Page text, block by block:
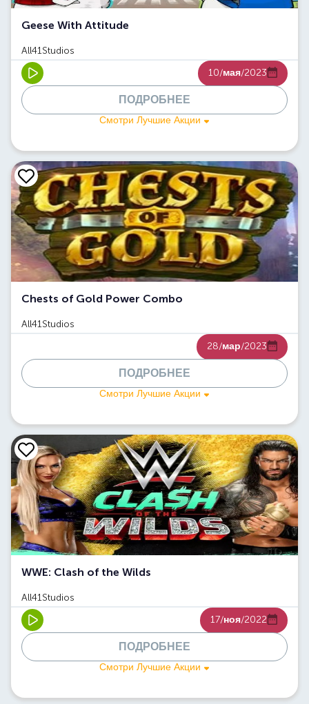
Geese With Attitude
All41Studios
10/мая/2023
ПОДРОБНЕЕ
Смотри Лучшие Акции
Chests of Gold Power Combo
All41Studios
28/мар/2023
ПОДРОБНЕЕ
Смотри Лучшие Акции
WWE: Clash of the Wilds
All41Studios
17/ноя/2022
ПОДРОБНЕЕ
Смотри Лучшие Акции